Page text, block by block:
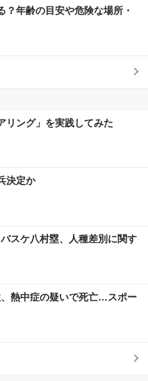
年齢の目安や危険な場所・
ング」を実践してみた
決定か
スケ八村塁、人種差別に関す
熱中症の疑いで死亡…スポー